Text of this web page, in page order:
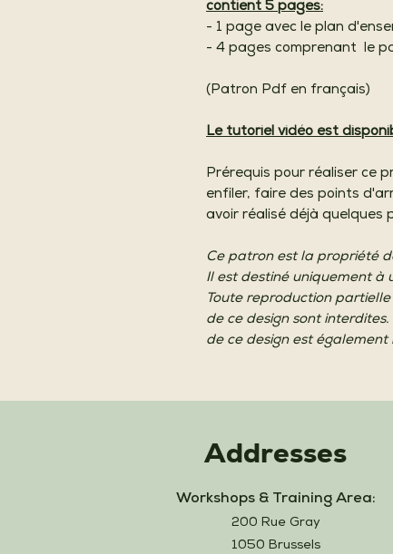
contient 5 pages:
- 1 page avec le plan
- 4 pages comprenant le
(Patron Pdf en français)
Le tutoriel vidéo est
Prérequis pour réaliser ce
enfiler, faire des points
avoir réalisé déjà quelques
Ce patron est la propriété
Il est destiné uniquement à
Toute reproduction
de ce design sont
de ce design est également
Addresses
Workshops & Training Area:
200 Rue Gray
1050 Brussels